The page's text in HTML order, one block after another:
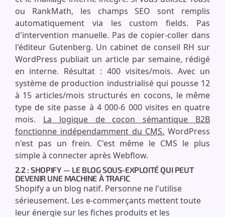
ou RankMath, les champs SEO sont remplis
automatiquement via les custom fields. Pas
d'intervention manuelle. Pas de copier-coller dans
l'éditeur Gutenberg. Un cabinet de conseil RH sur
WordPress publiait un article par semaine, rédigé
en interne. Résultat : 400 visites/mois. Avec un
système de production industrialisé qui pousse 12
à 15 articles/mois structurés en cocons, le même
type de site passe à 4 000-6 000 visites en quatre
mois. La logique de cocon sémantique B2B
fonctionne indépendamment du CMS. WordPress
n'est pas un frein. C'est même le CMS le plus
simple à connecter après Webflow.
2.2 : SHOPIFY — LE BLOG SOUS-EXPLOITÉ QUI PEUT
DEVENIR UNE MACHINE À TRAFIC
Shopify a un blog natif. Personne ne l'utilise
sérieusement. Les e-commerçants mettent toute
leur énergie sur les fiches produits et les